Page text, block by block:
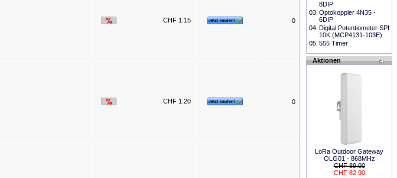
CHF 1.15 0
CHF 1.20 0
8DIP
03. Optokoppler 4N35 -
6DIP
04. Digital Potentiometer SPI
10K (MCP4131-103E)
05. 555 Timer
Aktionen
LoRa Outdoor Gateway
OLG01 - 868MHz
CHF 89.00
CHF 82.90